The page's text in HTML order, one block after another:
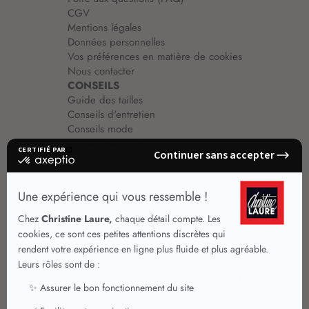
CGV
Mentions légales
Données personnelles
Vos préférences en matière de cookies
Nous contacter
CONSEILS
Guide des tailles
Conseils d'entretien
Conseils mode
Guide vêtements
Vêtements pour femmes
Vêtements de qualité
Robes
Jupes chic
Jupes été
Chemisiers
T shirts manches courtes 3/4